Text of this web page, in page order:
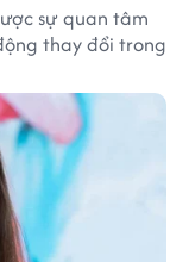
sự quan tâm
thay đổi trong